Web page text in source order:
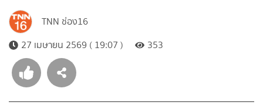
TNN ช่อง16
27 เมษายน 2569 ( 19:07 )
353